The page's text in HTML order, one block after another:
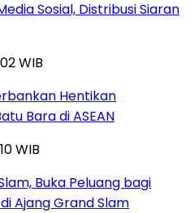
Sosial, Distribusi Siaran
WIB
Hentikan
Bara di ASEAN
WIB
Buka Peluang bagi
Ajang Grand Slam